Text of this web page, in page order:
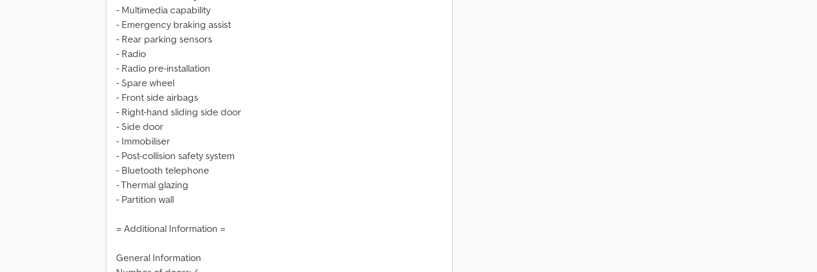
- Multimedia capability
- Emergency braking assist
- Rear parking sensors
- Radio
- Radio pre-installation
- Spare wheel
- Front side airbags
- Right-hand sliding side door
- Side door
- Immobiliser
- Post-collision safety system
- Bluetooth telephone
- Thermal glazing
- Partition wall
= Additional Information =
General Information